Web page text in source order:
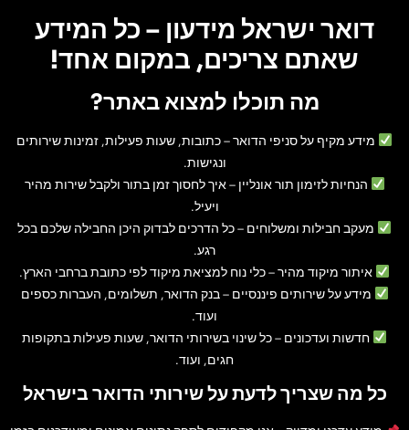
דואר ישראל מידעון – כל המידע
שאתם צריכים, במקום אחד!
מה תוכלו למצוא באתר?
מידע מקיף על סניפי הדואר– כתובות, שעות פעילות, זמינות שירותים
ונגישות.
הנחיות לזימון תור אונליין – איך לחסוך זמן בתור ולקבל שירות מהיר
ויעיל.
מעקב חבילות ומשלוחים – כל הדרכים לבדוק היכן החבילה שלכם בכל
רגע.
איתור מיקוד מהיר– כלי נוח למציאת מיקוד לפי כתובת ברחבי הארץ.
מידע על שירותים פיננסיים – בנק הדואר, תשלומים, העברות כספים
ועוד.
חדשות ועדכונים – כל שינוי בשירותי הדואר, שעות פעילות בתקופות
חגים, ועוד.
כל מה שצריך לדעת על שירותי הדואר בישראל